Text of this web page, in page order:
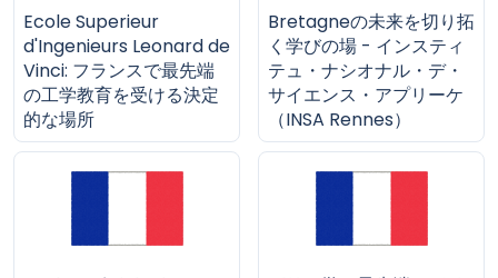
Ecole Superieur
d'Ingenieurs Leonard de
Vinci: フランスで最先端
の工学教育を受ける決定
的な場所
Bretagneの未来を切り拓
く学びの場 - インスティ
テュ・ナシオナル・デ・
サイエンス・アプリーケ
（INSA Rennes）